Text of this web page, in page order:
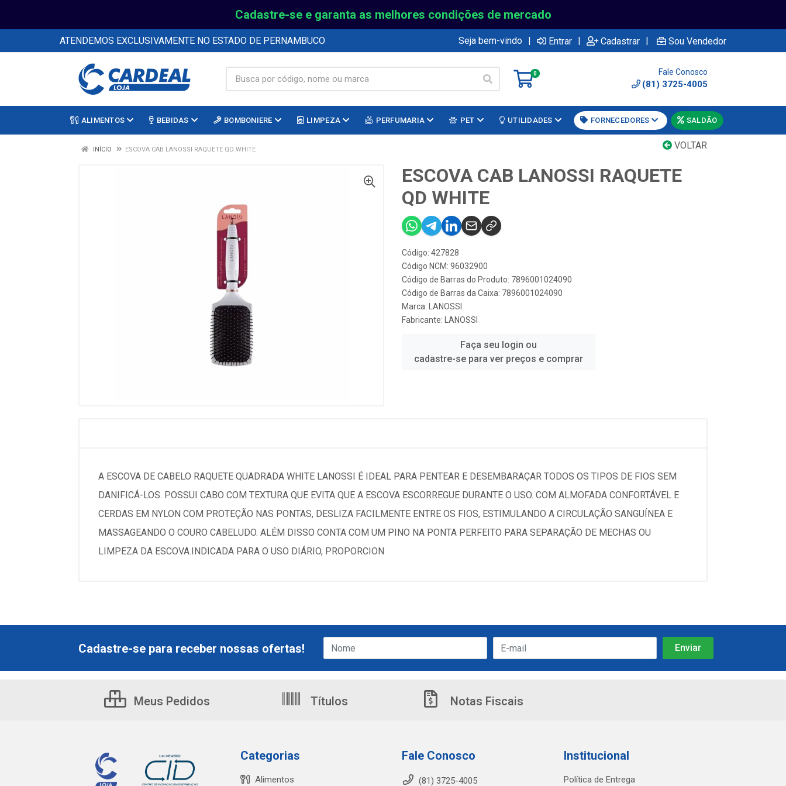
Cadastre-se e garanta as melhores condições de mercado
ATENDEMOS EXCLUSIVAMENTE NO ESTADO DE PERNAMBUCO Seja bem-vindo | Entrar | Cadastrar | Sou Vendedor
0 Fale Conosco
(81) 3725-4005
ALIMENTOS BEBIDAS BOMBONIERE LIMPEZA PERFUMARIA PET UTILIDADES FORNECEDORES SALDÃO
VOLTAR
INÍCIO ESCOVA CAB LANOSSI RAQUETE QD WHITE
ESCOVA CAB LANOSSI RAQUETE
QD WHITE
Código: 427828
Código NCM: 96032900
Código de Barras do Produto: 7896001024090
Código de Barras da Caixa: 7896001024090
Marca:
LANOSSI
Fabricante:
LANOSSI
Faça seu login ou
cadastre-se para ver preços e comprar
A ESCOVA DE CABELO RAQUETE QUADRADA WHITE LANOSSI É IDEAL PARA PENTEAR E DESEMBARAÇAR TODOS OS TIPOS DE FIOS SEM
DANIFICÁ-LOS. POSSUI CABO COM TEXTURA QUE EVITA QUE A ESCOVA ESCORREGUE DURANTE O USO. COM ALMOFADA CONFORTÁVEL E
CERDAS EM NYLON COM PROTEÇÃO NAS PONTAS, DESLIZA FACILMENTE ENTRE OS FIOS, ESTIMULANDO A CIRCULAÇÃO SANGUÍNEA E
MASSAGEANDO O COURO CABELUDO. ALÉM DISSO CONTA COM UM PINO NA PONTA PERFEITO PARA SEPARAÇÃO DE MECHAS OU
LIMPEZA DA ESCOVA.INDICADA PARA O USO DIÁRIO, PROPORCION
Cadastre-se para receber nossas ofertas!
Meus Pedidos Títulos Notas Fiscais
Categorias
Alimentos
Fale Conosco
(81) 3725-4005
Institucional
Política de Entrega